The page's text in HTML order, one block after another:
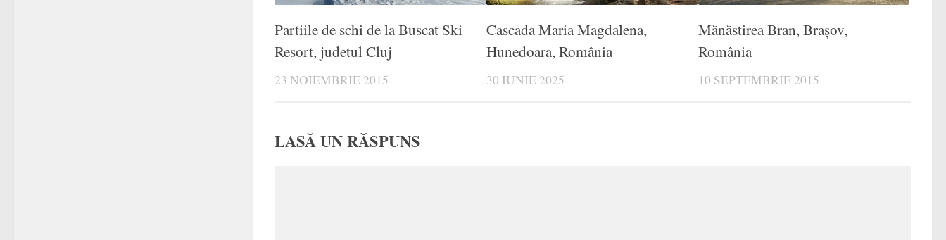
Partiile de schi de la Buscat Ski
Resort, judetul Cluj
23 NOIEMBRIE 2015
Cascada Maria Magdalena,
Hunedoara, România
30 IUNIE 2025
Mănăstirea Bran, Brașov,
România
10 SEPTEMBRIE 2015
LASĂ UN RĂSPUNS